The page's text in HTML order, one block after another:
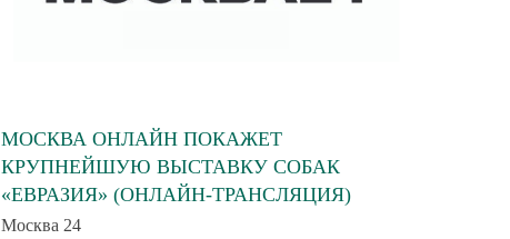
МОСКВА ОНЛАЙН ПОКАЖЕТ
КРУПНЕЙШУЮ ВЫСТАВКУ СОБАК
«ЕВРАЗИЯ» (ОНЛАЙН-ТРАНСЛЯЦИЯ)
Москва 24